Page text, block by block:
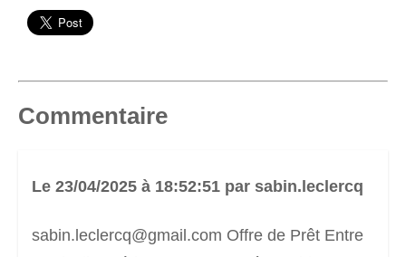
Commentaire
Le 23/04/2025 à 18:52:51 par sabin.leclercq
sabin.leclercq@gmail.com Offre de Prêt Entre